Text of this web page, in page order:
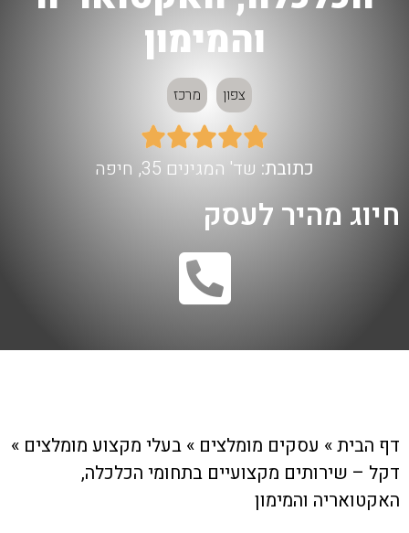
והמימון
צפון מרכז





כתובת: שד' המגינים 35, חיפה
חיוג מהיר לעסק
דף הבית» עסקים מומלצים » בעלי מקצוע מומלצים »
דקל – שירותים מקצועיים בתחומי הכלכלה,
האקטואריה והמימון